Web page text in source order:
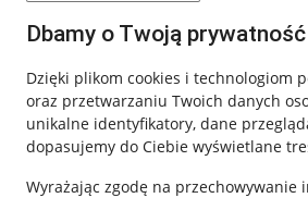
Dbamy o Twoją prywatność
Dzięki plikom cookies i technologiom
oraz przetwarzaniu Twoich danych
unikalne identyfikatory, dane
dopasujemy do Ciebie wyświetlane
Wyrażając zgodę na